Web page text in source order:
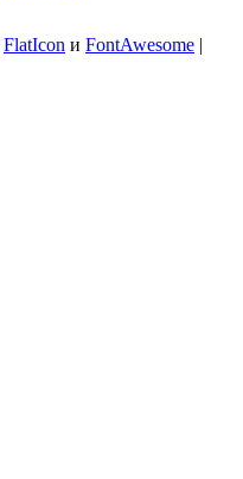
FlatIcon и FontAwesome |